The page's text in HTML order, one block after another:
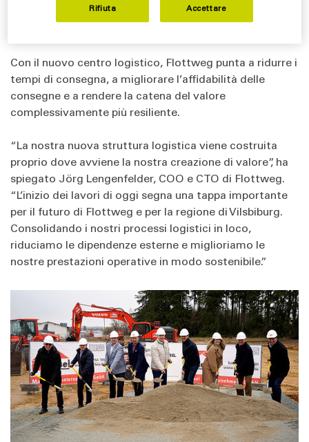
Un passo strategico verso l'ottimizzazione
Con il nuovo centro logistico, Flottweg punta a ridurre i
tempi di consegna, a migliorare l’affidabilità delle
consegne e a rendere la catena del valore
complessivamente più resiliente.
“La nostra nuova struttura logistica viene costruita
proprio dove avviene la nostra creazione di valore”, ha
spiegato Jörg Lengenfelder, COO e CTO di Flottweg.
“L’inizio dei lavori di oggi segna una tappa importante
per il futuro di Flottweg e per la regione di Vilsbiburg.
Consolidando i nostri processi logistici in loco,
riduciamo le dipendenze esterne e miglioriamo le
nostre prestazioni operative in modo sostenibile.”
Rifiuta Accettare